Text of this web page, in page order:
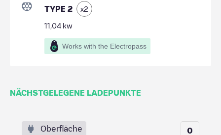
TYPE 2 x2
11,04 kw
Works with the Electropass
NÄCHSTGELEGENE LADEPUNKTE
Oberfläche 0